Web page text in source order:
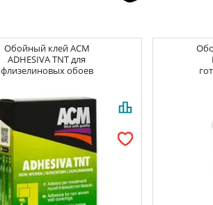
Обойный клейACM
ADHESIVA TNT для
флизелиновых обоев